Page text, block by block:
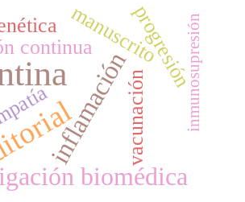
biomédica
inflamación
continuamanuscrito
vacunación
progresióninmunosupresión